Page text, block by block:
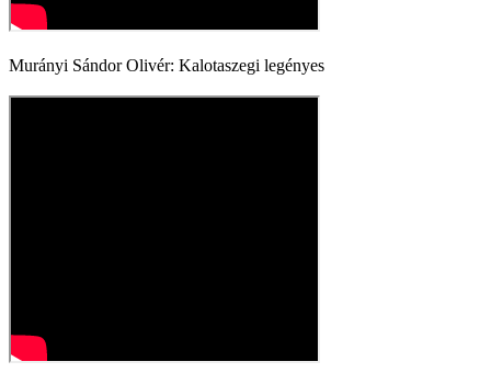
Murányi Sándor Olivér: Kalotaszegi legényes